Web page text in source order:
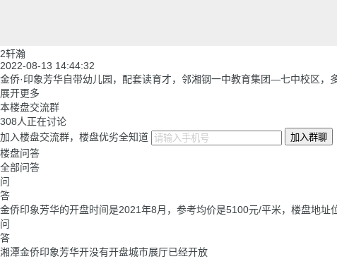
2轩瀚
2022-08-13 14:44:32
金侨·印象芳华自带幼儿园，配套读育才，邻湘钢一中教育集团—七中校区，
展开更多
本楼盘交流群
308人正在讨论
加入楼盘交流群，楼盘优劣全知道
加入群聊
楼盘问答
全部问答
问
答
金侨印象芳华的开盘时间是2021年8月，参考均价是5100元/平米，楼盘地址
问
答
湘潭金侨印象芳华开没有开盘城市展厅已经开放